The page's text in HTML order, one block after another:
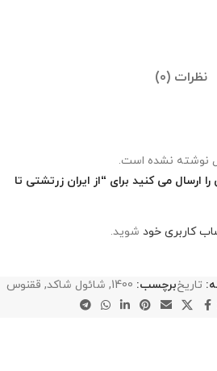
نظرات (0)
نوشته نشده است.
ارسال می کنید برای “از ایران زرتشتی تا
کاربری خود شوید.
تاریخبرچسب: 1400
, شائول شاکد, ققنوس